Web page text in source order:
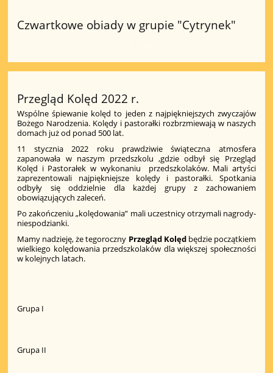
Czwartkowe obiady w grupie "Cytrynek"
Przegląd Kolęd 2022 r.
Wspólne śpiewanie kolęd to jeden z najpiękniejszych zwyczajów
Bożego Narodzenia. Kolędy i pastorałki rozbrzmiewają w naszych
domach już od ponad 500 lat.
11 stycznia 2022 roku prawdziwie świąteczna atmosfera
zapanowała w naszym przedszkolu ,gdzie odbył się Przegląd
Kolęd i Pastorałek w wykonaniu przedszkolaków. Mali artyści
zaprezentowali najpiękniejsze kolędy i pastorałki. Spotkania
odbyły się oddzielnie dla każdej grupy z zachowaniem
obowiązujących zaleceń.
Po zakończeniu „kolędowania” mali uczestnicy otrzymali nagrody-
niespodzianki.
Mamy nadzieję, że tegoroczny Przegląd Kolędbędzie początkiem
wielkiego kolędowania przedszkolaków dla większej społeczności
w kolejnych latach.
Grupa I
Grupa II